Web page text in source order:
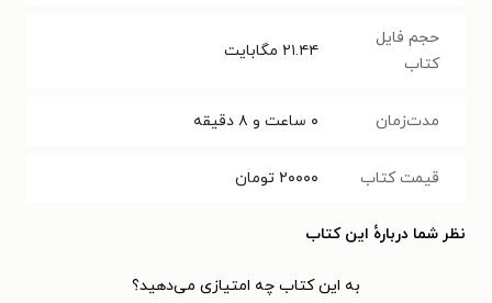
حجم فایل
کتاب
۲۱.۴۴ مگابایت
مدت‌زمان ۰ ساعت و ۸ دقیقه
قیمت کتاب ۲۰۰۰۰ تومان
نظر شما دربارهٔ این کتاب
به این کتاب چه امتیازی می‌دهید؟